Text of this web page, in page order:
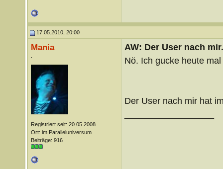
17.05.2010, 20:00
Mania
Registriert seit: 20.05.2008
Ort: im Paralleluniversum
Beiträge: 916
AW: Der User nach
Nö. Ich gucke heute
Der User nach mir hat